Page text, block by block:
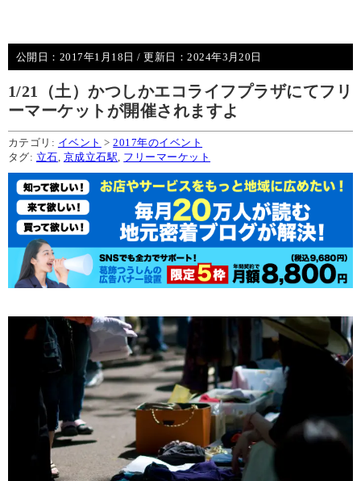
公開日： 2017年1月18日 / 更新日：2024年3月20日
1/21（土）かつしかエコライフプラザにてフリ
ーマーケットが開催されますよ
カテゴリ: イベント >2017年のイベント
タグ: 立石 京成立石駅 フリーマーケット